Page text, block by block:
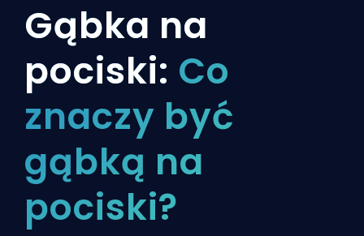
Gąbka na
pociski: Co
znaczy być
gąbką na
pociski?